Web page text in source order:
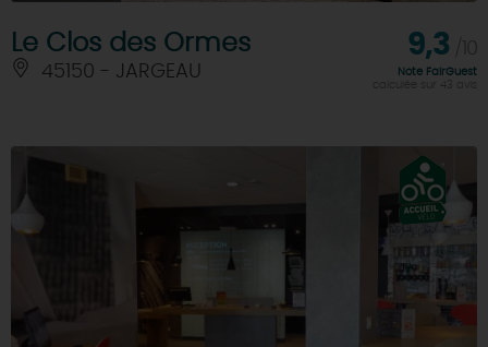
Le Clos des Ormes
45150 - JARGEAU
9,3
Note FairGuest
calculée sur 43 avis